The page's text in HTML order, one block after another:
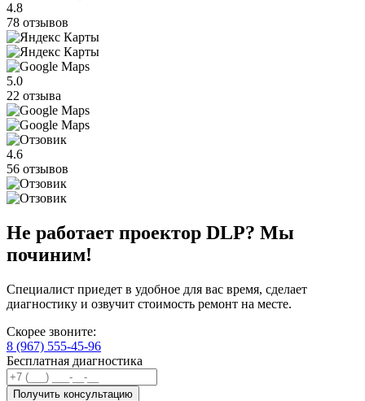
4.8
78 отзывов
5.0
22 отзыва
4.6
56 отзывов
Не работает проектор DLP? Мы
починим!
Специалист приедет в удобное для вас время, сделает
диагностику и озвучит стоимость ремонт на месте.
Скорее звоните:
8 (967) 555-45-96
Бесплатная диагностика